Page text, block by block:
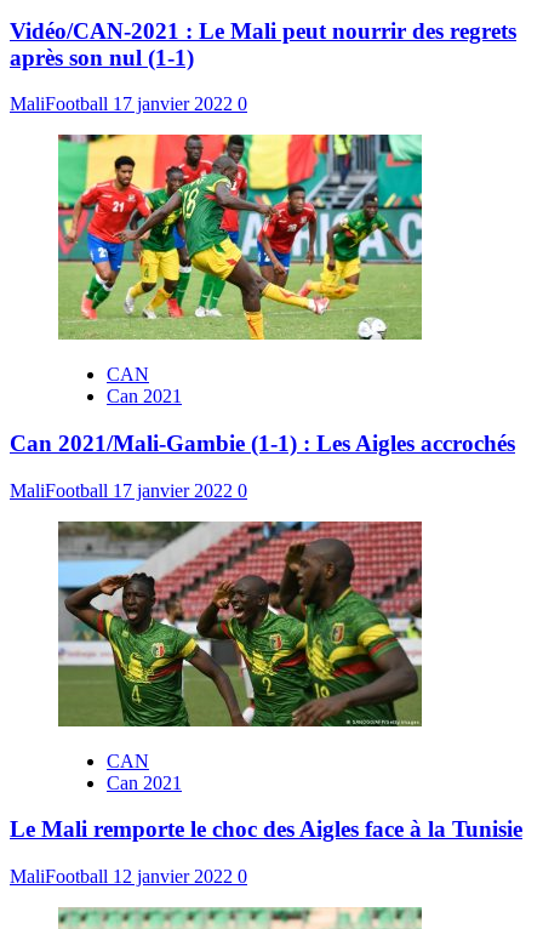
Vidéo/CAN-2021 : Le Mali peut nourrir des regrets
après son nul (1-1)
MaliFootball 17 janvier 2022 0
CAN
Can 2021
Can 2021/Mali-Gambie (1-1) : Les Aigles accrochés
MaliFootball 17 janvier 2022 0
CAN
Can 2021
Le Mali remporte le choc des Aigles face à la Tunisie
MaliFootball 12 janvier 2022 0